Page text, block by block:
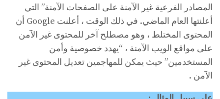
المصادر الفرعية غير الآمنة على الصفحات الآمنة” التي
أعلنتها العام الماضي. في ذلك الوقت ، أعلنت Google أن
المحتوى المختلط ، وهو مصطلح آخر للمحتوى غير الآمن
على مواقع الويب الآمنة ، “يهدد خصوصية وأمن
المستخدمين” حيث يمكن للمهاجمين تعديل المحتوى غير
الآمن .